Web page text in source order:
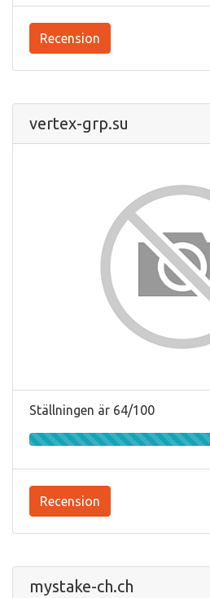
Recension
vertex-grp.su
Ställningen är 64/100
Recension
mystake-ch.ch